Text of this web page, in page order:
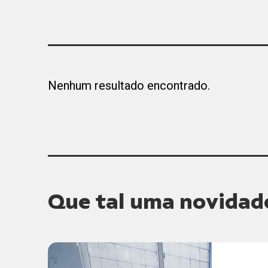
Nenhum resultado encontrado.
Que tal uma